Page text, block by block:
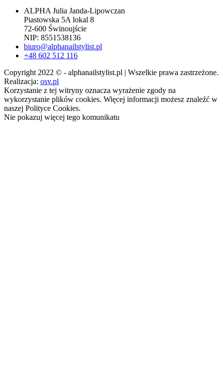
ALPHA Julia Janda-Lipowczan
Piastowska 5A lokal 8
72-600 Świnoujście
NIP: 8551538136
biuro@alphanailstylist.pl
+48 602 512 116
Copyright 2022 © - alphanailstylist.pl | Wszelkie prawa zastrzeżone.
Realizacja: osv.pl
Korzystanie z tej witryny oznacza wyrażenie zgody na
wykorzystanie plików cookies. Więcej informacji możesz znaleźć w
naszej Polityce Cookies.
Nie pokazuj więcej tego komunikatu